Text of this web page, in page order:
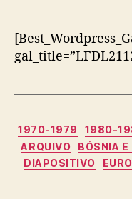
1970-1979 1980-
ARQUIVO
BÓSNIA E
DIAPOSITIVO